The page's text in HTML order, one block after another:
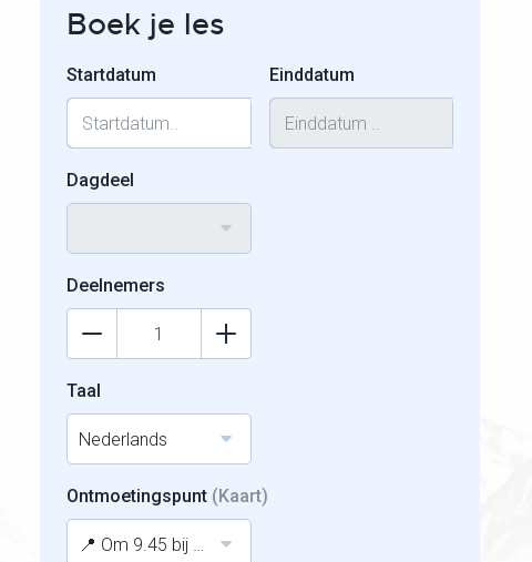
Boek je les
Startdatum Einddatum
Dagdeel
Deelnemers
Taal
Nederlands
Ontmoetingspunt (Kaart)
📍 Om 9.45 bij het bergstation Grafenberg (Markt)